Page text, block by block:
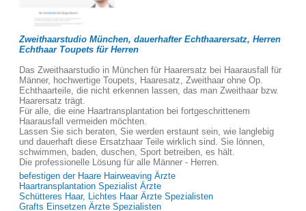
Zweithaarstudio München, dauerhafter Echthaarersatz, Herren
Echthaar Toupets für Herren
Das Zweithaarstudio in München für Haarersatz bei Haarausfall für
Männer, hochwertige Toupets, Haaresatz, Zweithaar ohne Op.
Echthaarteile, die nicht erkennen lassen, das man Zweithaar bzw.
Haarersatz trägt.
Für alle, die eine Haartransplantation bei fortgeschrittenem
Haarausfall vermeiden möchten.
Lassen Sie sich beraten, Sie werden erstaunt sein, wie langlebig
und dauerhaft diese Ersatzhaar Teile wirklich sind. Sie lönnen,
schwimmen, baden, duschen, Sport betreiben, es hält.
Die professionelle Lösung für alle Männer - Herren.
befestigen der Haare Hairweaving Ärzte
Haartransplantation Spezialist Ärzte
Schütteres Haar, Lichtes Haar Ärzte Spezialisten
Grafts Einsetzen Ärzte Spezialisten